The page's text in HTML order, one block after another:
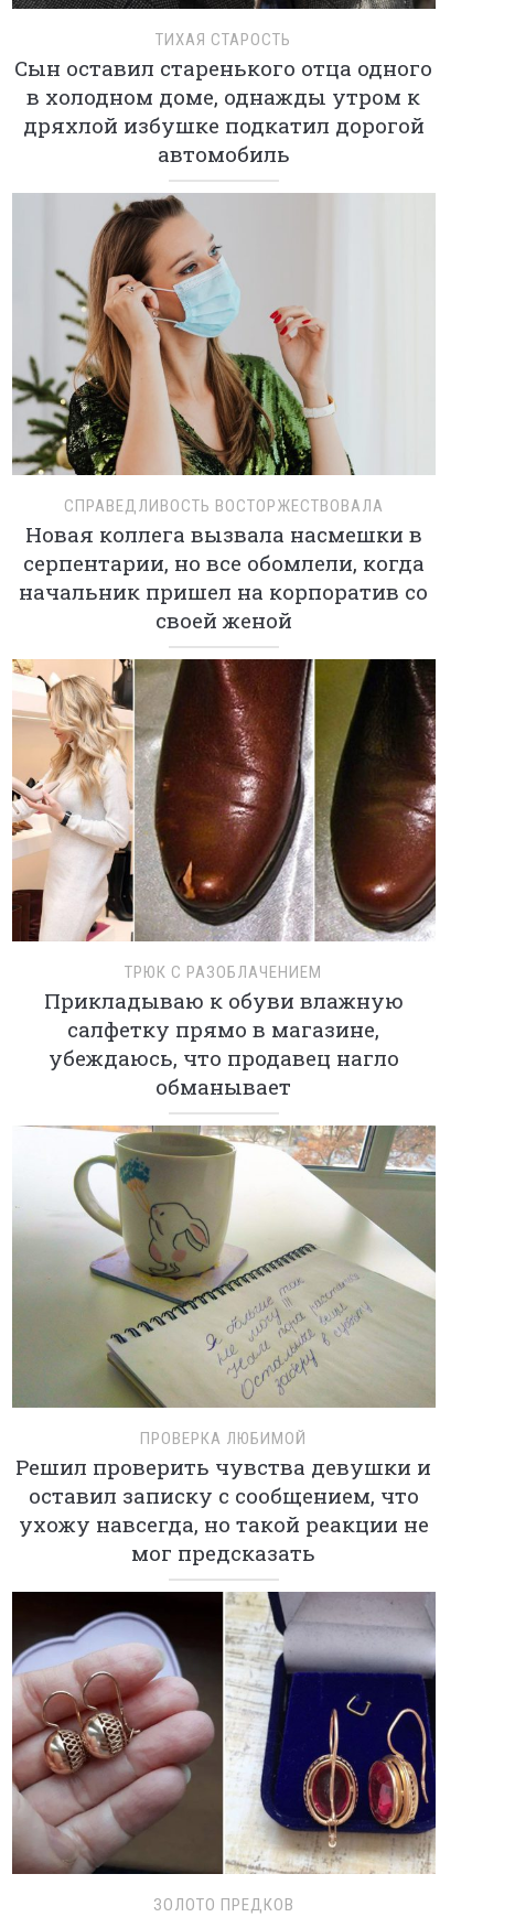
ТИХАЯ СТАРОСТЬ
Сын оставил старенького отца одного
в холодном доме, однажды утром к
дряхлой избушке подкатил дорогой
автомобиль
СПРАВЕДЛИВОСТЬ ВОСТОРЖЕСТВОВАЛА
Новая коллега вызвала насмешки в
серпентарии, но все обомлели, когда
начальник пришел на корпоратив со
своей женой
ТРЮК С РАЗОБЛАЧЕНИЕМ
Прикладываю к обуви влажную
салфетку прямо в магазине,
убеждаюсь, что продавец нагло
обманывает
ПРОВЕРКА ЛЮБИМОЙ
Решил проверить чувства девушки и
оставил записку с сообщением, что
ухожу навсегда, но такой реакции не
мог предсказать
ЗОЛОТО ПРЕДКОВ